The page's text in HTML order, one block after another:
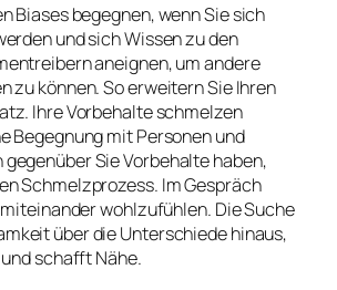
Biases begegnen, wenn Sie sich
und sich Wissen zu den
aneignen, um andere
zu können. So erweitern Sie Ihren
Ihre Vorbehalte schmelzen
Begegnung mit Personen und
gegenüber Sie Vorbehalte haben,
Schmelzprozess. Im Gespräch
wohlzufühlen. Die Suche
über die Unterschiede hinaus,
schafft Nähe.